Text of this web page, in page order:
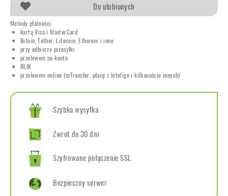
Do ulubionych
Metody płatności:
kartą Visa i MasterCard
Bitoin, Tether, Litecoin, Etherum i inne
przy odbiorze przesyłki
przelewem na konto
BLIK
przelewem online (mTransfer, płacę z Inteligo i kilkanaście innych)
Szybka wysyłka
Zwrot do 30 dni
Szyfrowane połączenie SSL
Bezpieczny serwer